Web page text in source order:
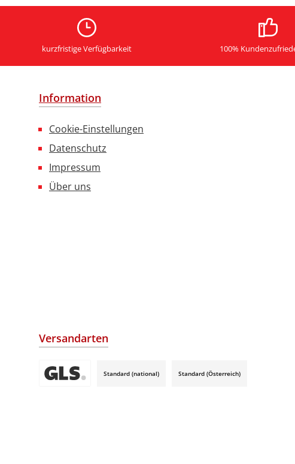
kurzfristige Verfügbarkeit 100%
Information
Cookie-Einstellungen
Datenschutz
Impressum
Über uns
Versandarten
Standard (national) Standard (Österreich)